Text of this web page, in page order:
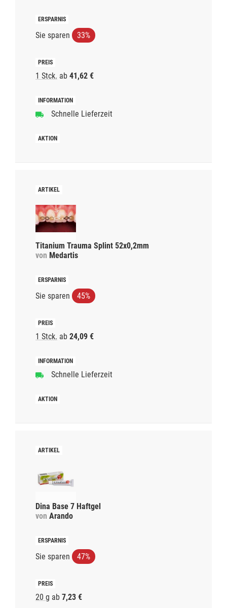
Sie sparen 33%
1 Stck. ab 41,62 €
Schnelle Lieferzeit
Titanium Trauma Splint 52x0,2mm
von Medartis
Sie sparen 45%
1 Stck. ab 24,09 €
Schnelle Lieferzeit
Dina Base 7 Haftgel
von Arando
Sie sparen 47%
20 g ab 7,23 €